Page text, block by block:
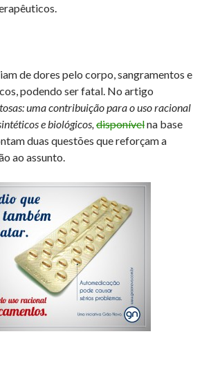
de dores pelo corpo, sangramentos e
podendo ser fatal. No artigo
uma contribuição para o uso racional
e biológicos, disponívelna base
duas questões que reforçam a
ao assunto.